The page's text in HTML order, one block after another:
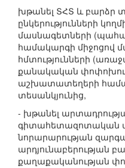
խթանել ՏՀՏ և բարձր
ընկերությունների
մասնագետների
համակարգի միջոցով
հմտությունների
քանակական
աշխատատեղերի
տեսանկյունից,
- խթանել
գիտահետազոտական
նորարարության
արդյունաբերության
քաղաքականության